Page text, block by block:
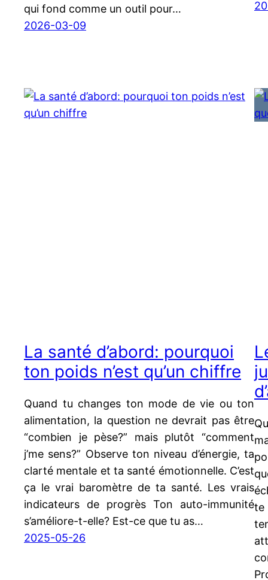
qui fond comme un outil pour…
2026-03-09
La santé d’abord: pourquoi
ton poids n’est qu’un chiffre
Quand tu changes ton mode de vie ou ton
alimentation, la question ne devrait pas être
“combien je pèse?” mais plutôt “comment
j’me sens?” Observe ton niveau d’énergie, ta
clarté mentale et ta santé émotionnelle. C’est
ça le vrai baromètre de ta santé. Les vrais
indicateurs de progrès Ton auto-immunité
s’améliore-t-elle? Est-ce que tu as…
2025-05-26